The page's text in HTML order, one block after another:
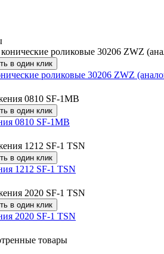
в один клик
роликовые 30206 ZWZ
в один клик
0810 SF-1MB
в один клик
1212 SF-1 TSN
в один клик
2020 SF-1 TSN
товары